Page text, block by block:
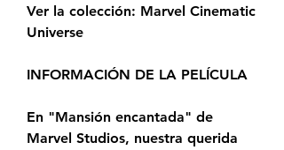
Ver la colección: Marvel Cinematic
Universe
INFORMACIÓN DE LA PELÍCULA
En "Mansión encantada" de
Marvel Studios, nuestra querida